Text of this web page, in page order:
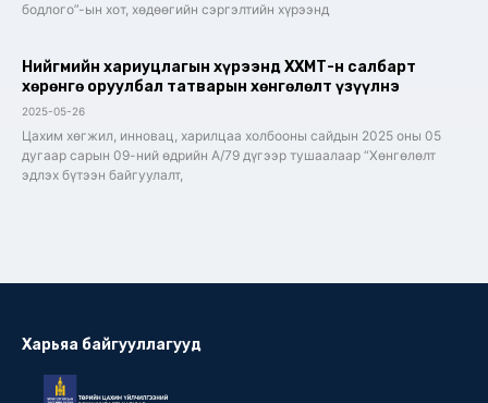
бодлого”-ын хот, хөдөөгийн сэргэлтийн хүрээнд
Нийгмийн хариуцлагын хүрээнд ХХМТ-н салбарт
хөрөнгө оруулбал татварын хөнгөлөлт үзүүлнэ
2025-05-26
Цахим хөгжил, инновац, харилцаа холбооны сайдын 2025 оны 05
дугаар сарын 09-ний өдрийн А/79 дүгээр тушаалаар “Хөнгөлөлт
эдлэх бүтээн байгуулалт,
Харьяа байгууллагууд